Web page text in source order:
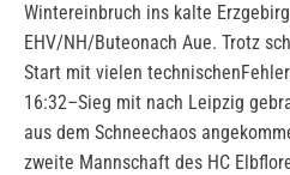
Wintereinbruch ins kalte
EHV/NH/Buteonach Aue. Trotz
Start mit vielen
16:32–Sieg mit nach Leipzig
aus dem Schneechaos
zweite Mannschaft des HC